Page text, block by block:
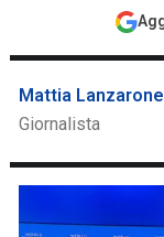
Mattia Lanzarone
Giornalista